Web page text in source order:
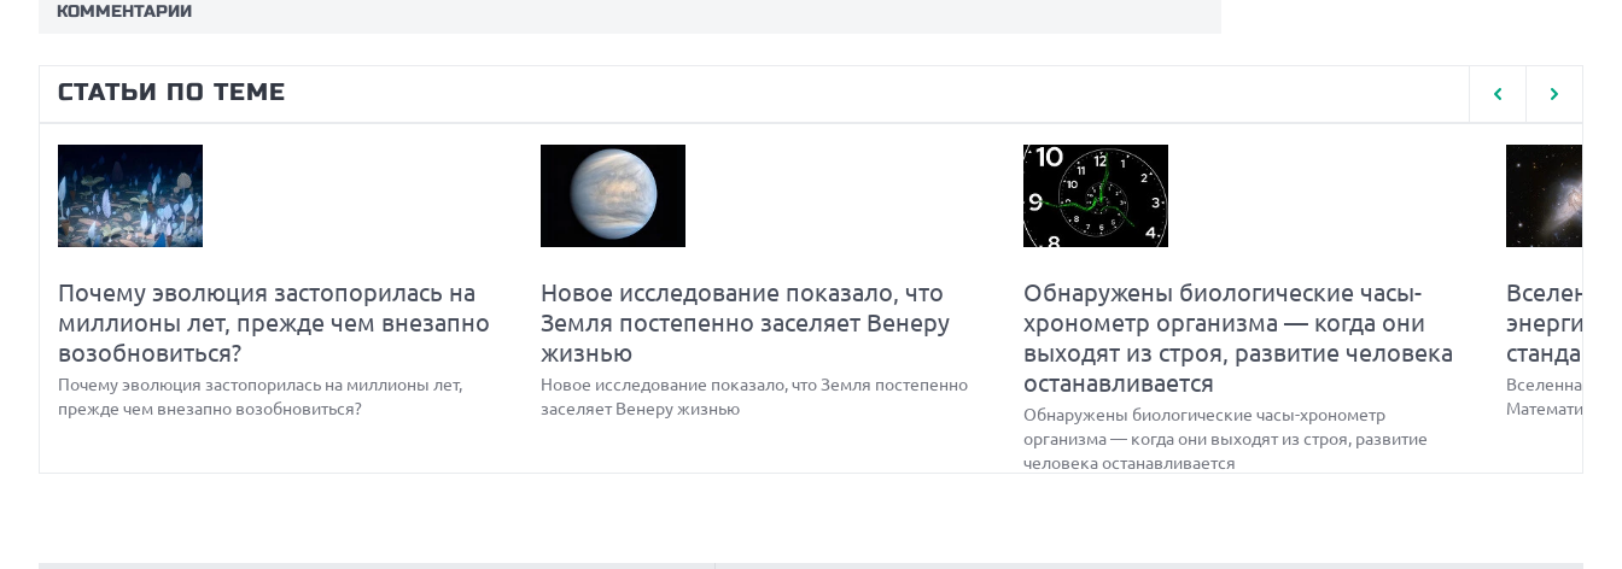
КОММЕНТАРИИ
СТАТЬИ ПО ТЕМЕ
Почему эволюция застопорилась на
миллионы лет, прежде чем внезапно
возобновиться?
Почему эволюция застопорилась на миллионы лет,
прежде чем внезапно возобновиться?
Новое исследование показало, что
Земля постепенно заселяет Венеру
жизнью
Новое исследование показало, что Земля постепенно
заселяет Венеру жизнью
Обнаружены биологические часы-
хронометр организма — когда они
выходят из строя, развитие человека
останавливается
Обнаружены биологические часы-хронометр
организма — когда они выходят из строя, развитие
человека останавливается
Вселенная
Математики